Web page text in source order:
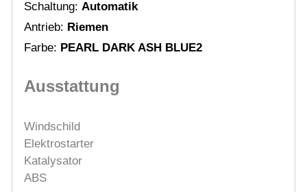
Schaltung: Automatik
Antrieb: Riemen
Farbe: PEARL DARK ASH BLUE2
Ausstattung
Windschild
Elektrostarter
Katalysator
ABS